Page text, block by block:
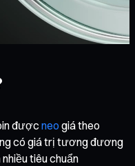
được neogiá theo
có giá trị tương đương
tiêu chuẩn